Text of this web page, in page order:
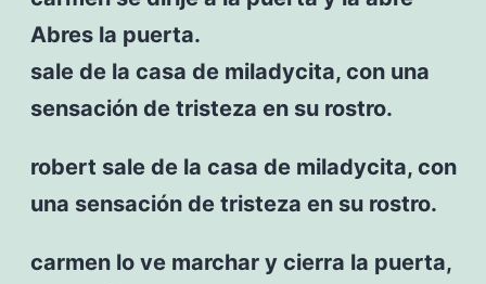
Abres la puerta.
sale de la casa de miladycita, con una
sensación de tristeza en su rostro.
robert sale de la casa de miladycita, con
una sensación de tristeza en su rostro.
carmen lo ve marchar y cierra la puerta,